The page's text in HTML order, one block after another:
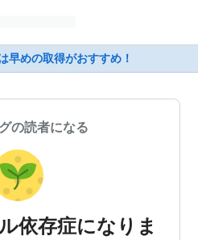
早めの取得がおすすめ！
の読者になる
依存症になりま